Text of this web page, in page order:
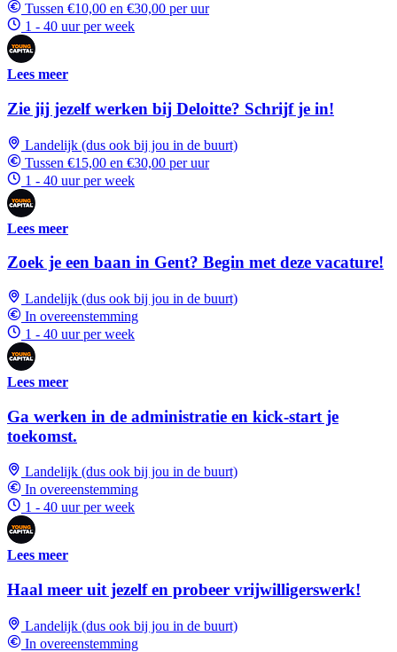
Tussen €10,00 en €30,00 per uur
1 - 40 uur per week
Lees meer
Zie jij jezelf werken bij Deloitte? Schrijf je in!
Landelijk (dus ook bij jou in de buurt)
Tussen €15,00 en €30,00 per uur
1 - 40 uur per week
Lees meer
Zoek je een baan in Gent? Begin met deze vacature!
Landelijk (dus ook bij jou in de buurt)
In overeenstemming
1 - 40 uur per week
Lees meer
Ga werken in de administratie en kick-start je
toekomst.
Landelijk (dus ook bij jou in de buurt)
In overeenstemming
1 - 40 uur per week
Lees meer
Haal meer uit jezelf en probeer vrijwilligerswerk!
Landelijk (dus ook bij jou in de buurt)
In overeenstemming